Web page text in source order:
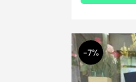
-7%